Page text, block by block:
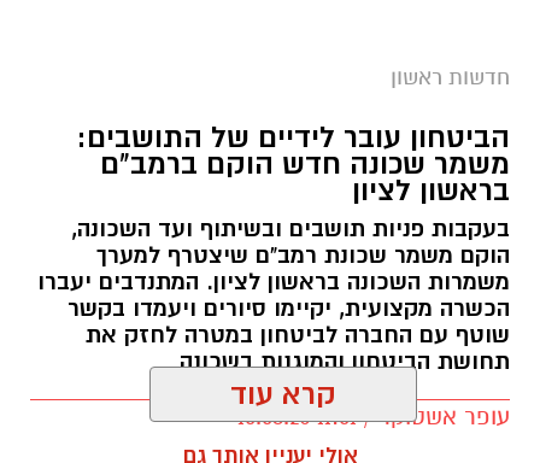
חדשות ראשון
הביטחון עובר לידיים של התושבים:
משמר שכונה חדש הוקם ברמב"ם
בראשון לציון
בעקבות פניות תושבים ובשיתוף ועד השכונה,
הוקם משמר שכונת רמב"ם שיצטרף למערך
משמרות השכונה בראשון לציון. המתנדבים יעברו
הכשרה מקצועית, יקיימו סיורים ויעמדו בקשר
שוטף עם החברה לביטחון במטרה לחזק את
תחושת הביטחון והמוגנות בשכונה
עופר אשטוקר / 11:01 10.08.26
קרא עוד
אולי יעניין אותך גם